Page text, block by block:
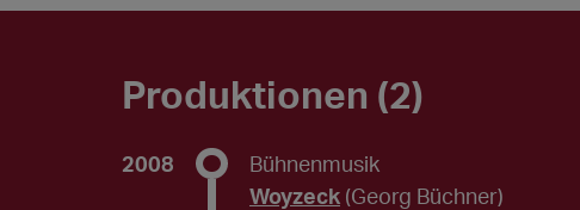
Produktionen (2)
2008
Bühnenmusik
Woyzeck (Georg Büchner)